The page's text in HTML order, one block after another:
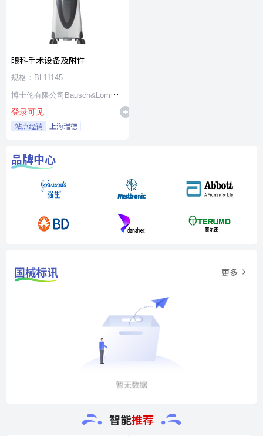
眼科手术设备及附件
规格：BL11145
博士伦有限公司Bausch&Lomb
Incorporated
登录可见
站点经销 上海瑞德
品牌中心